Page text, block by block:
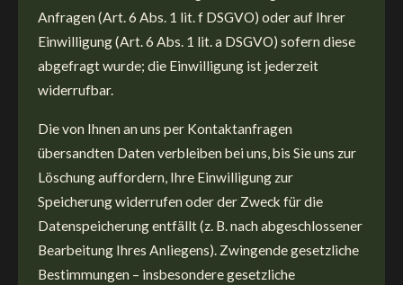
Anfragen (Art. 6 Abs. 1 lit. f DSGVO) oder auf Ihrer
Einwilligung (Art. 6 Abs. 1 lit. a DSGVO) sofern diese
abgefragt wurde; die Einwilligung ist jederzeit
widerrufbar.
Die von Ihnen an uns per Kontaktanfragen
übersandten Daten verbleiben bei uns, bis Sie uns zur
Löschung auffordern, Ihre Einwilligung zur
Speicherung widerrufen oder der Zweck für die
Datenspeicherung entfällt (z. B. nach abgeschlossener
Bearbeitung Ihres Anliegens). Zwingende gesetzliche
Bestimmungen – insbesondere gesetzliche